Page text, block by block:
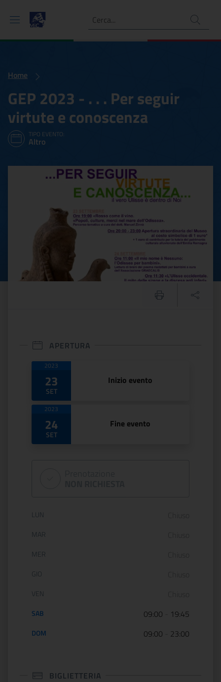
Ricerca
Home
GEP 2023 - . . . Per seguir
virtute e conoscenza
TIPO EVENTO:
Altro
GEP 2023 - . . . Per
APERTURA
Date di apertura
2023
23
SET
Inizio evento
2023
24
SET
Fine evento
Orario di apertura:
LUN
MAR
MER
GIO
VEN
SAB 09:00 19:45
DOM 09:00 23:00
BIGLIETTERIA